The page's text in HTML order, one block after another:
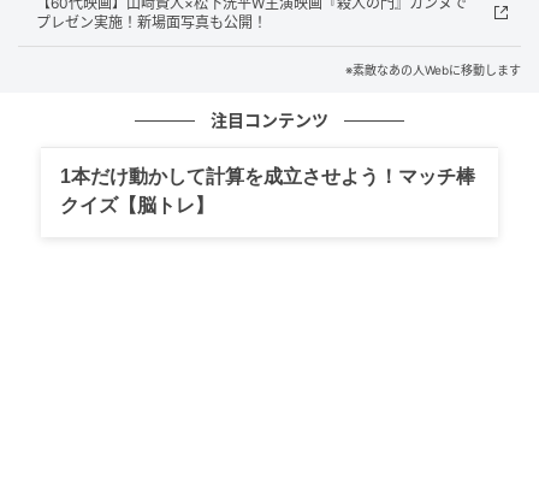
の変化を繊細に演じた綾瀬はるかと大悟
プレゼン実施！新場面写真も公開！
※素敵なあの人Webに移動します
注目コンテンツ
1本だけ動かして計算を成立させよう！マッチ棒
クイズ【脳トレ】